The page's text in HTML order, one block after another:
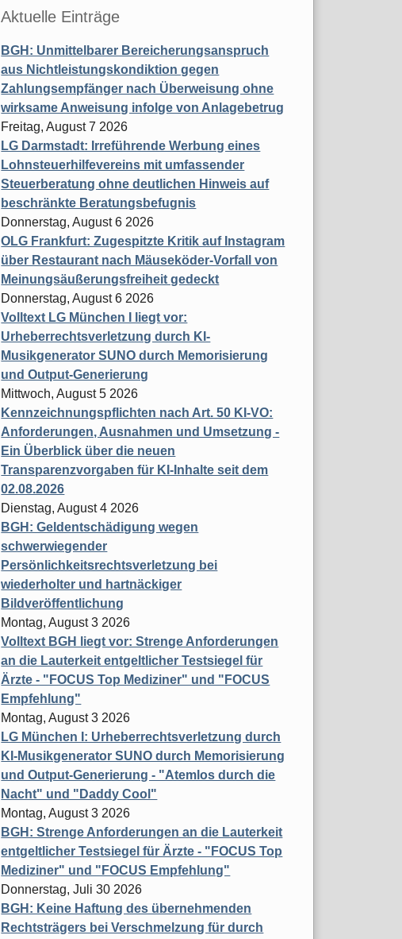
Aktuelle Einträge
BGH: Unmittelbarer Bereicherungsanspruch
aus Nichtleistungskondiktion gegen
Zahlungsempfänger nach Überweisung ohne
wirksame Anweisung infolge von Anlagebetrug
Freitag, August 7 2026
LG Darmstadt: Irreführende Werbung eines
Lohnsteuerhilfevereins mit umfassender
Steuerberatung ohne deutlichen Hinweis auf
beschränkte Beratungsbefugnis
Donnerstag, August 6 2026
OLG Frankfurt: Zugespitzte Kritik auf Instagram
über Restaurant nach Mäuseköder-Vorfall von
Meinungsäußerungsfreiheit gedeckt
Donnerstag, August 6 2026
Volltext LG München I liegt vor:
Urheberrechtsverletzung durch KI-
Musikgenerator SUNO durch Memorisierung
und Output-Generierung
Mittwoch, August 5 2026
Kennzeichnungspflichten nach Art. 50 KI-VO:
Anforderungen, Ausnahmen und Umsetzung -
Ein Überblick über die neuen
Transparenzvorgaben für KI-Inhalte seit dem
02.08.2026
Dienstag, August 4 2026
BGH: Geldentschädigung wegen
schwerwiegender
Persönlichkeitsrechtsverletzung bei
wiederholter und hartnäckiger
Bildveröffentlichung
Montag, August 3 2026
Volltext BGH liegt vor: Strenge Anforderungen
an die Lauterkeit entgeltlicher Testsiegel für
Ärzte - "FOCUS Top Mediziner" und "FOCUS
Empfehlung"
Montag, August 3 2026
LG München I: Urheberrechtsverletzung durch
KI-Musikgenerator SUNO durch Memorisierung
und Output-Generierung - "Atemlos durch die
Nacht" und "Daddy Cool"
Montag, August 3 2026
BGH: Strenge Anforderungen an die Lauterkeit
entgeltlicher Testsiegel für Ärzte - "FOCUS Top
Mediziner" und "FOCUS Empfehlung"
Donnerstag, Juli 30 2026
BGH: Keine Haftung des übernehmenden
Rechtsträgers bei Verschmelzung für durch